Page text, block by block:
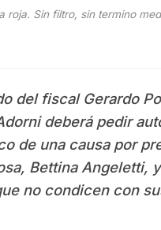
roja. Sin filtro, sin termino
del fiscal Gerardo
deberá pedir
de una causa por
Bettina Angeletti,
no condicen con